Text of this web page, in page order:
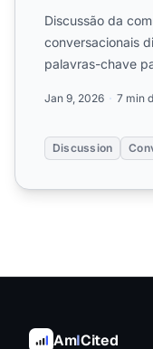
Discussão da
conversacionais
palavras-chave
Jan 9, 2026 7 min
Discussion
AmICited